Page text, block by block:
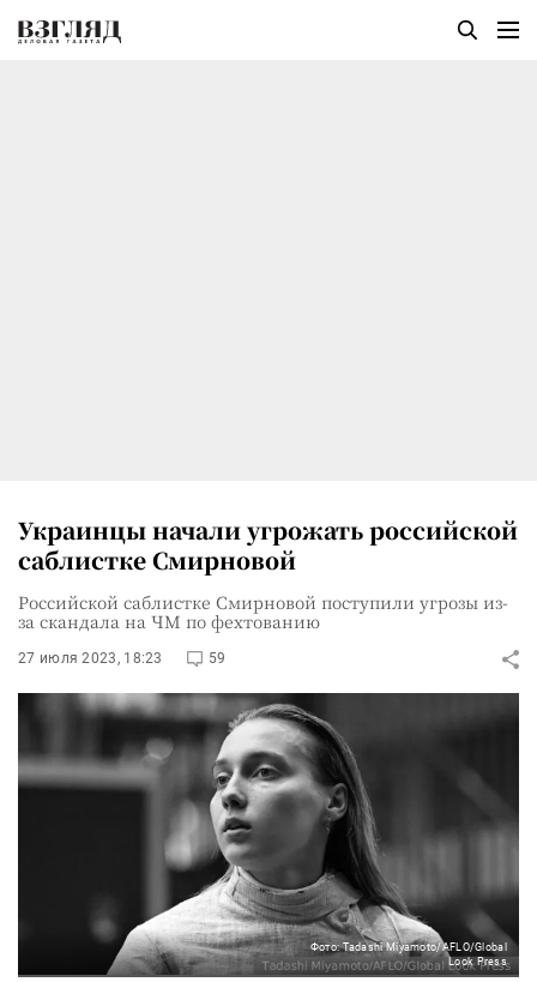
Украинцы начали угрожать российской
саблистке Смирновой
Российской саблистке Смирновой поступили угрозы из-
за скандала на ЧМ по фехтованию
27 июля 2023, 18:23 59
Фото: Tadashi Miyamoto/AFLO/Global
Look Press